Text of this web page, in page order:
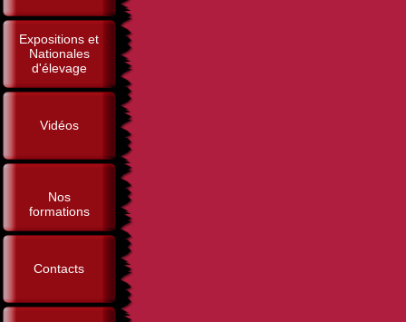
Expositions et
Nationales
d'élevage
Vidéos
Nos
formations
Contacts